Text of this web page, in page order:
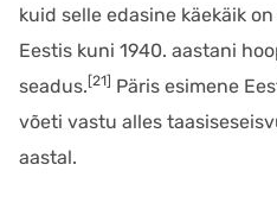
kuid selle edasine käekäik
Eestis kuni 1940. aastani
seadus. [21] Päris esimene
võeti vastu alles
aastal.